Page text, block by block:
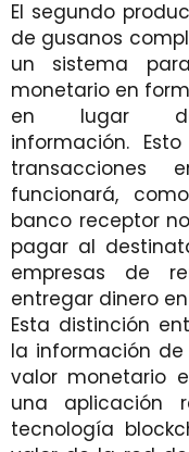
El segundo
de gusanos
un sistema
monetario en
en lugar de
información.
funcionará,
banco receptor
pagar al
empresas de
entregar dinero
Esta distinción
la información de
valor monetario
una aplicación
tecnología